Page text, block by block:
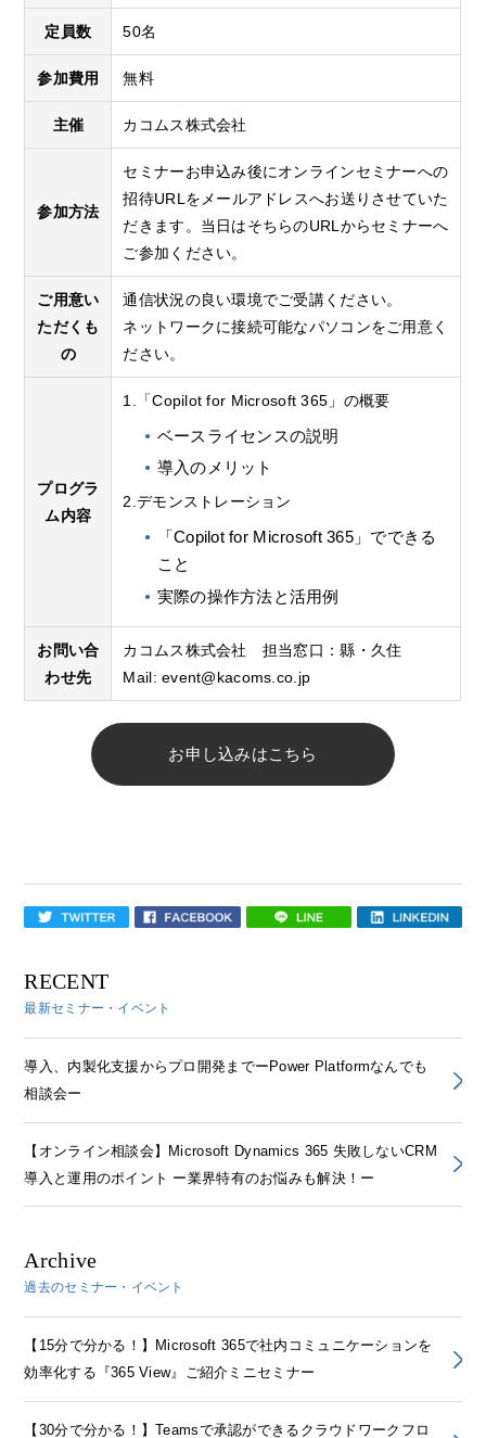
定員数 50名
参加費用 無料
主催 カコムス株式会社
参加方法
セミナーお申込み後にオンラインセミナーへの
招待URLをメールアドレスへお送りさせていた
だきます。当日はそちらのURLからセミナーへ
ご参加ください。
ご用意い
ただくも
の
通信状況の良い環境でご受講ください。
ネットワークに接続可能なパソコンをご用意く
ださい。
プログラ
ム内容
1.「Copilot for Microsoft 365」の概要
ベースライセンスの説明
導入のメリット
2.デモンストレーション
「Copilot for Microsoft 365」でできる
こと
実際の操作方法と活用例
お問い合
わせ先
カコムス株式会社 担当窓口：縣・久住
Mail:event@kacoms.co.jp
お申し込みはこちら
RECENT
最新セミナー・イベント
導入、内製化支援からプロ開発までーPower Platformなんでも
相談会ー
【オンライン相談会】Microsoft Dynamics 365 失敗しないCRM
導入と運用のポイント ー業界特有のお悩みも解決！ー
Archive
過去のセミナー・イベント
【15分で分かる！】Microsoft 365で社内コミュニケーションを
効率化する『365 View』ご紹介ミニセミナー
【30分で分かる！】Teamsで承認ができるクラウドワークフロ